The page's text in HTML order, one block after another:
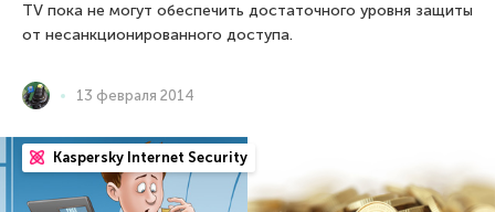
TV пока не могут обеспечить достаточного уровня защиты
от несанкционированного доступа.
13 февраля 2014
Kaspersky Internet Security